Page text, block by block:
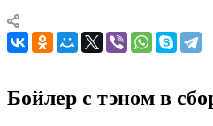
Бойлер с тэном в